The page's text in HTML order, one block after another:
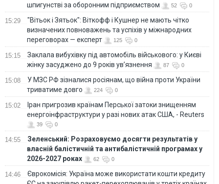
шпигунстві за оборонним підприємством
52 0
15:29
"Вітьок і Зятьок": Віткофф і Кушнер не мають чітко
визначених повноважень та успіхів у міжнародних
переговорах — експерт
125 0
15:15
Заклала вибухівку під автомобіль військового: у Києві
жінку засуджено до 9 років ув’язнення
87 0
15:08
У МЗС РФ зізналися росіянам, що війна проти України
триватиме довго
224 0
15:02
Іран пригрозив країнам Перської затоки знищенням
енергоінфраструктури у разі нових атак США, - Reuters
39 0
14:55
Зеленський: Розраховуємо досягти результатів у
власній балістичній та антибалістичній програмах у
2026-2027 роках
62 0
14:46
Єврокомісія: Україна може використати кошти кредиту